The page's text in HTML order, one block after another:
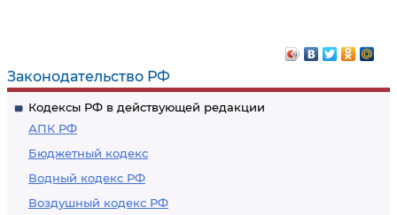
Законодательство РФ
Кодексы РФ в действующей редакции
АПК РФ
Бюджетный кодекс
Водный кодекс РФ
Воздушный кодекс РФ